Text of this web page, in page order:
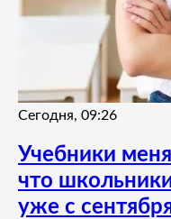
Сегодня, 09:26
Учебники
что
уже с